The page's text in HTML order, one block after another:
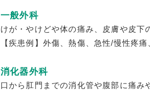
一般外科
けが・やけどや体の痛み、皮膚や皮下
【疾患例】外傷、熱傷、急性/慢性疼
消化器外科
口から肛門までの消化管や腹部に痛